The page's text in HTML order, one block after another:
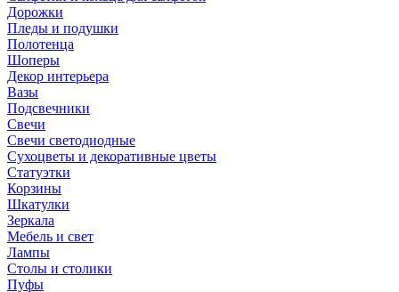
Дорожки
Пледы и подушки
Полотенца
Шоперы
Декор интерьера
Вазы
Подсвечники
Свечи
Свечи светодиодные
Сухоцветы и декоративные цветы
Статуэтки
Корзины
Шкатулки
Зеркала
Мебель и свет
Лампы
Столы и столики
Пуфы